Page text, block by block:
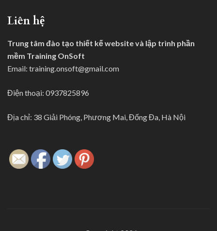
Liên hệ
Trung tâm đào tạo thiết kế website và lập trình phần
mềm Training OnSoft
Email: training.onsoft@gmail.com
Điện thoại: 0937825896
Địa chỉ: 38 Giải Phóng, Phương Mai, Đống Đa, Hà Nội